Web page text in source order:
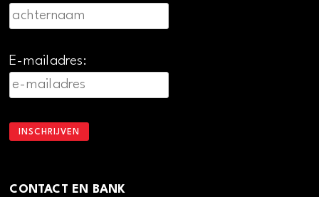
E-mailadres:
CONTACT EN BANK